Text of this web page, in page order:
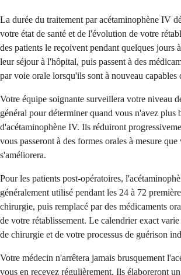
La durée du traitement par acétaminophène IV
votre état de santé et de l'évolution de votre
des patients le reçoivent pendant quelques jours
leur séjour à l'hôpital, puis passent à des
par voie orale lorsqu'ils sont à nouveau capables
Votre équipe soignante surveillera votre niveau
général pour déterminer quand vous n'avez plus
d'acétaminophène IV. Ils réduiront
vous passeront à des formes orales à mesure que
s'améliorera.
Pour les patients post-opératoires,
généralement utilisé pendant les 24 à 72
chirurgie, puis remplacé par des médicaments
de votre rétablissement. Le calendrier exact
de chirurgie et de votre processus de guérison
Votre médecin n'arrêtera jamais brusquement
vous en recevez régulièrement. Ils élaboreront